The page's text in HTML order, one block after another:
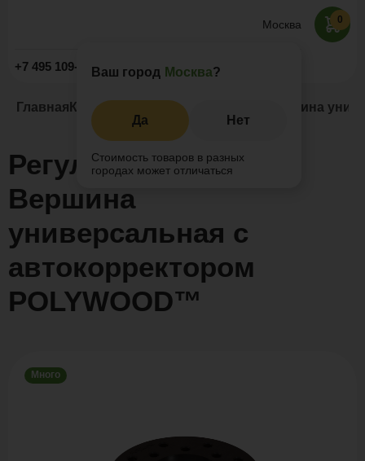
Москва
Ваш город Москва?
Да Нет
Стоимость товаров в разных
городах может отличаться
+7 495 109-52-09 Заказать звонок
0
Главная Каталог Регулируемые опоры Вершина
Регулируемая опора
Вершина
универсальная с
автокорректором
POLYWOOD™
Много